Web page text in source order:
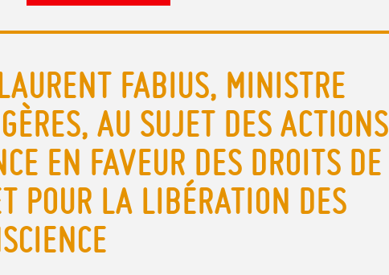
FABIUS, MINISTRE
AU SUJET DES ACTIONS
EN FAVEUR DES DROITS DE
POUR LA LIBÉRATION DES